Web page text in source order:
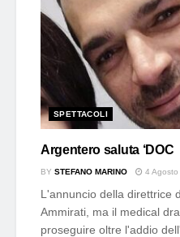
SPETTACOLI
Argentero saluta ‘DOC
BY STEFANO MARINO 4 Agosto
L'annuncio della direttrice
Ammirati, ma il medical
proseguire oltre l'addio